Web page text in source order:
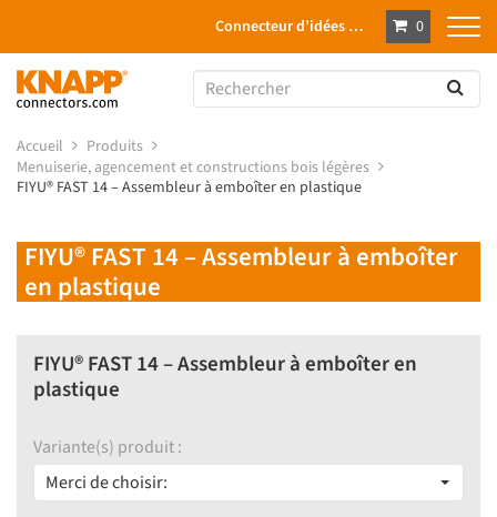
Connecteur d’idées … 0
Accueil
Produits
Menuiserie, agencement et constructions bois légères
FIYU® FAST 14 – Assembleur à emboîter en plastique
FIYU® FAST 14 – Assembleur à emboîter
en plastique
FIYU® FAST 14 – Assembleur à emboîter en
plastique
Variante(s) produit :
Merci de choisir: